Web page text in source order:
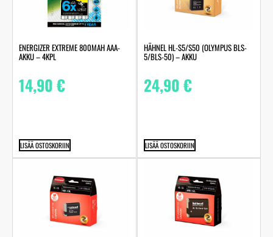
ENERGIZER EXTREME 800MAH AAA-
AKKU – 4KPL
14,90€
LISÄÄ OSTOSKORIIN
HÄHNEL HL-S5/S50 (OLYMPUS BLS-
5/BLS-50) – AKKU
24,90€
LISÄÄ OSTOSKORIIN